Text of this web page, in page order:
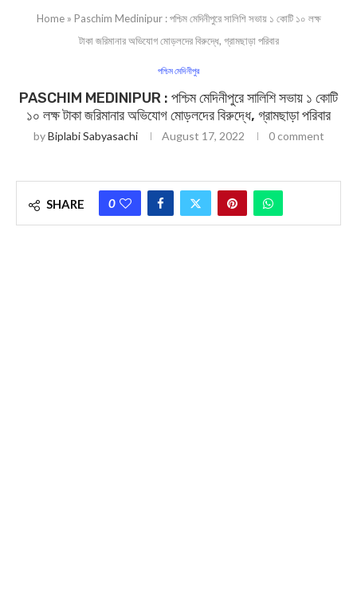
Home» Paschim Medinipur : পশ্চিম মেদিনীপুরে সালিশি সভায় ১ কোটি ১০ লক্ষ
টাকা জরিমানার অভিযোগ মোড়লদের বিরুদ্ধে, গ্রামছাড়া পরিবার
পশ্চিম মেদিনীপুর
PASCHIM MEDINIPUR : পশ্চিম মেদিনীপুরে সালিশি সভায় ১ কোটি
১০ লক্ষ টাকা জরিমানার অভিযোগ মোড়লদের বিরুদ্ধে, গ্রামছাড়া পরিবার
byBiplabi Sabyasachi August 17, 2022 0 comment
SHARE 0